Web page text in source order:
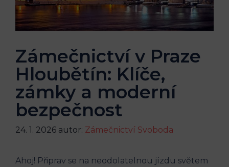
Zámečnictví v Praze
Hloubětín: Klíče,
zámky a moderní
bezpečnost
24. 1. 2026 autor: Zámečnictví Svoboda
Ahoj! Připrav se na neodolatelnou jízdu světem